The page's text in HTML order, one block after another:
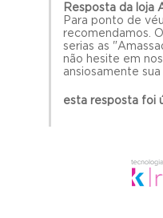
Resposta da loja
Para ponto de
recomendamos.
serias as
não hesite em
ansiosamente
esta resposta foi